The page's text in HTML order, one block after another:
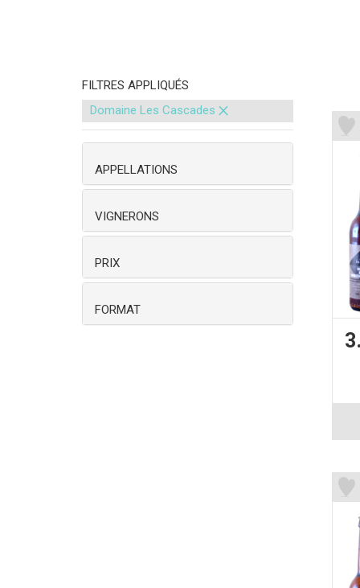
FILTRES APPLIQUÉS
Domaine Les Cascades ×
APPELLATIONS
VIGNERONS
PRIX
FORMAT